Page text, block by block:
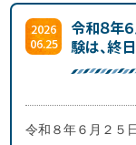
2026
06.25
令和８年
験は、終
令和８年６月２５